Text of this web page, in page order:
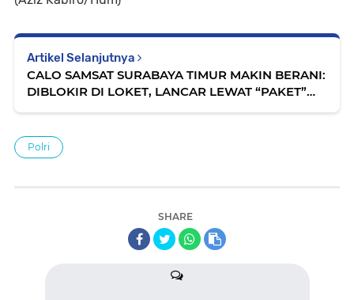
Artikel Selanjutnya
CALO SAMSAT SURABAYA TIMUR MAKIN BERANI:
DIBLOKIR DI LOKET, LANCAR LEWAT “PAKET”
Polri
SHARE